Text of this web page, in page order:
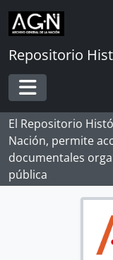
Skip to main content
Repositorio
Toggle
El Repositorio
Nación, permite
documentales
pública